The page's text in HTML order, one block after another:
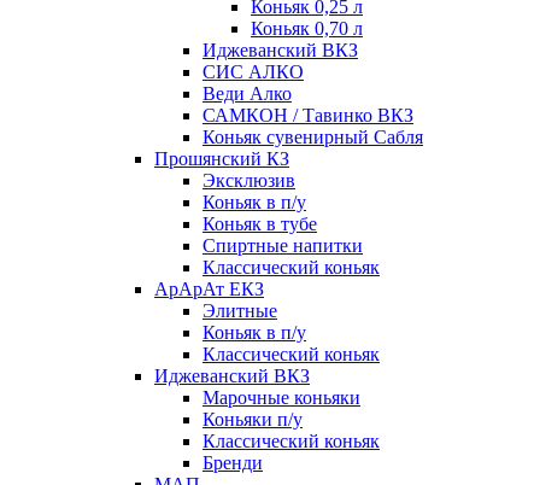
Коньяк 0,25 л
Коньяк 0,70 л
Иджеванский ВКЗ
СИС АЛКО
Веди Алко
САМКОН / Тавинко ВКЗ
Коньяк сувенирный Сабля
Прошянский КЗ
Эксклюзив
Коньяк в п/у
Коньяк в тубе
Спиртные напитки
Классический коньяк
АрАрАт ЕКЗ
Элитные
Коньяк в п/у
Классический коньяк
Иджеванский ВКЗ
Марочные коньяки
Коньяки п/у
Классический коньяк
Бренди